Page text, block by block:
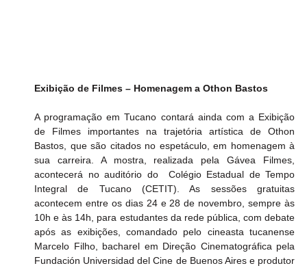
Exibição de Filmes – Homenagem a Othon Bastos
A programação em Tucano contará ainda com a Exibição
de Filmes importantes na trajetória artística de Othon
Bastos, que são citados no espetáculo, em homenagem à
sua carreira. A mostra, realizada pela Gávea Filmes,
acontecerá no auditório do  Colégio Estadual de Tempo
Integral de Tucano (CETIT). As sessões gratuitas
acontecem entre os dias 24 e 28 de novembro, sempre às
10h e às 14h, para estudantes da rede pública, com debate
após as exibições, comandado pelo cineasta tucanense
Marcelo Filho, bacharel em Direção Cinematográfica pela
Fundación Universidad del Cine de Buenos Aires e produtor